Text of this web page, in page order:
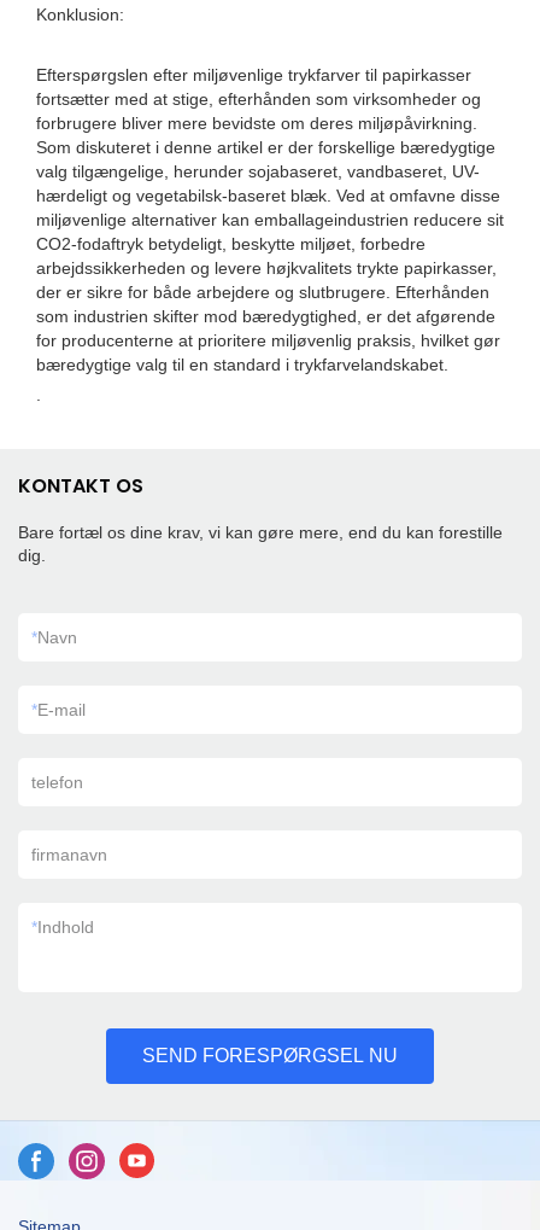
Konklusion:
Efterspørgslen efter miljøvenlige trykfarver til papirkasser
fortsætter med at stige, efterhånden som virksomheder og
forbrugere bliver mere bevidste om deres miljøpåvirkning.
Som diskuteret i denne artikel er der forskellige bæredygtige
valg tilgængelige, herunder sojabaseret, vandbaseret, UV-
hærdeligt og vegetabilsk-baseret blæk. Ved at omfavne disse
miljøvenlige alternativer kan emballageindustrien reducere sit
CO2-fodaftryk betydeligt, beskytte miljøet, forbedre
arbejdssikkerheden og levere højkvalitets trykte papirkasser,
der er sikre for både arbejdere og slutbrugere. Efterhånden
som industrien skifter mod bæredygtighed, er det afgørende
for producenterne at prioritere miljøvenlig praksis, hvilket gør
bæredygtige valg til en standard i trykfarvelandskabet.
KONTAKT OS
Bare fortæl os dine krav, vi kan gøre mere, end du kan forestille
dig.
*Navn
*E-mail
telefon
firmanavn
*Indhold
SEND FORESPØRGSEL NU
Sitemap